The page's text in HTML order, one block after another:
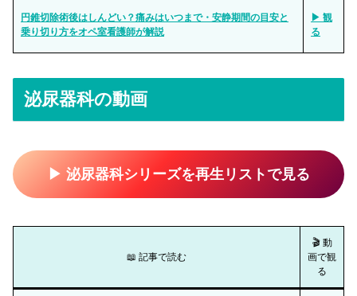
円錐切除術後はしんどい？痛みはいつまで・安静期間の目安と
乗り切り方をオペ室看護師が解説
▶ 観
る
泌尿器科の動画
▶ 泌尿器科シリーズを再生リストで見る
📖 記事で読む
🎬 動
画で観
る